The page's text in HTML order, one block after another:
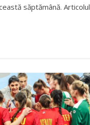
săptămână. Articolul